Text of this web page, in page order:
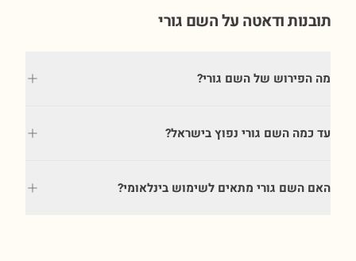
תובנות ודאטה על השם גורי
מה הפירוש של השם גורי?
עד כמה השם גורי נפוץ בישראל?
האם השם גורי מתאים לשימוש בינלאומי?